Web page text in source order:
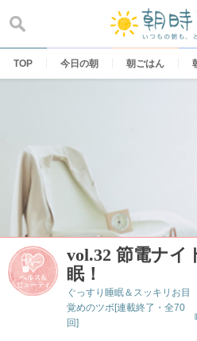
content
TOP 今日の朝 朝ごはん
vol.32 節電ナイ
眠！
ぐっすり睡眠＆スッキリお目
覚めのツボ[連載終了・全70
回]